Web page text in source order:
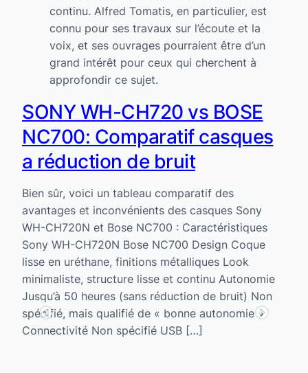
continu. Alfred Tomatis, en particulier, est
connu pour ses travaux sur l’écoute et la
voix, et ses ouvrages pourraient être d’un
grand intérêt pour ceux qui cherchent à
approfondir ce sujet.
SONY WH-CH720 vs BOSE
NC700: Comparatif casques
a réduction de bruit
Bien sûr, voici un tableau comparatif des
avantages et inconvénients des casques Sony
WH-CH720N et Bose NC700 : Caractéristiques
Sony WH-CH720N Bose NC700 Design Coque
lisse en uréthane, finitions métalliques Look
minimaliste, structure lisse et continu Autonomie
Jusqu’à 50 heures (sans réduction de bruit) Non
spécifié, mais qualifié de « bonne autonomie »
Connectivité Non spécifié USB […]